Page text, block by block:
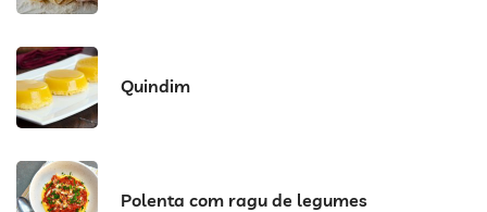
Quindim
Polenta com ragu de legumes